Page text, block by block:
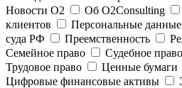
Новости O2
Об O2Consulting
клиентов
Персональные данные
суда РФ
Преемственность
Семейное право
Судебное право
Трудовое право
Ценные бумаги
Цифровые финансовые активы